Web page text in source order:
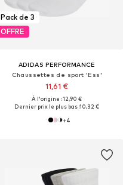
Pack de 3
OFFRE
ADIDAS PERFORMANCE
Chaussettes de sport 'Ess'
11,61 €
À l'origine : 12,90 €
Dernier prix le plus bas :10,32 €
+4